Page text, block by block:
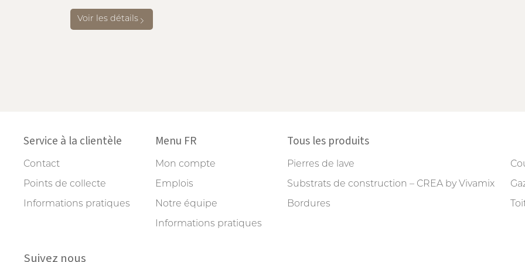
Voir les détails
Service à la clientèle
Contact
Points de collecte
Informations pratiques
Menu FR
Mon compte
Emplois
Notre équipe
Informations pratiques
Tous les produits
Pierres de lave
Substrats de construction – CREA by Vivamix
Bordures
Suivez nous